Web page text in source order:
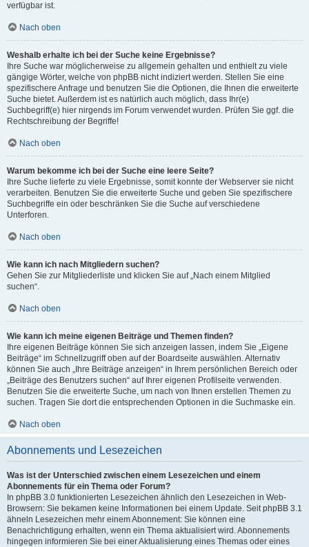
verfügbar ist.
Nach oben
Weshalb erhalte ich bei der Suche keine Ergebnisse?
Ihre Suche war möglicherweise zu allgemein gehalten und enthielt zu viele
gängige Wörter, welche von phpBB nicht indiziert werden. Stellen Sie eine
spezifischere Anfrage und benutzen Sie die Optionen, die Ihnen die erweiterte
Suche bietet. Außerdem ist es natürlich auch möglich, dass Ihr(e)
Suchbegriff(e) hier nirgends im Forum verwendet wurden. Prüfen Sie ggf. die
Rechtschreibung der Begriffe!
Nach oben
Warum bekomme ich bei der Suche eine leere Seite?
Ihre Suche lieferte zu viele Ergebnisse, somit konnte der Webserver sie nicht
verarbeiten. Benutzen Sie die erweiterte Suche und geben Sie spezifischere
Suchbegriffe ein oder beschränken Sie die Suche auf verschiedene
Unterforen.
Nach oben
Wie kann ich nach Mitgliedern suchen?
Gehen Sie zur Mitgliederliste und klicken Sie auf „Nach einem Mitglied
suchen“.
Nach oben
Wie kann ich meine eigenen Beiträge und Themen finden?
Ihre eigenen Beiträge können Sie sich anzeigen lassen, indem Sie „Eigene
Beiträge“ im Schnellzugriff oben auf der Boardseite auswählen. Alternativ
können Sie auch „Ihre Beiträge anzeigen“ in Ihrem persönlichen Bereich oder
„Beiträge des Benutzers suchen“ auf Ihrer eigenen Profilseite verwenden.
Benutzen Sie die erweiterte Suche, um nach von Ihnen erstellen Themen zu
suchen. Tragen Sie dort die entsprechenden Optionen in die Suchmaske ein.
Nach oben
Abonnements und Lesezeichen
Was ist der Unterschied zwischen einem Lesezeichen und einem
Abonnements für ein Thema oder Forum?
In phpBB 3.0 funktionierten Lesezeichen ähnlich den Lesezeichen in Web-
Browsern: Sie bekamen keine Informationen bei einem Update. Seit phpBB 3.1
ähneln Lesezeichen mehr einem Abonnement: Sie können eine
Benachrichtigung erhalten, wenn ein Thema aktualisiert wird. Abonnements
hingegen informieren Sie bei einer Aktualisierung eines Themas oder eines